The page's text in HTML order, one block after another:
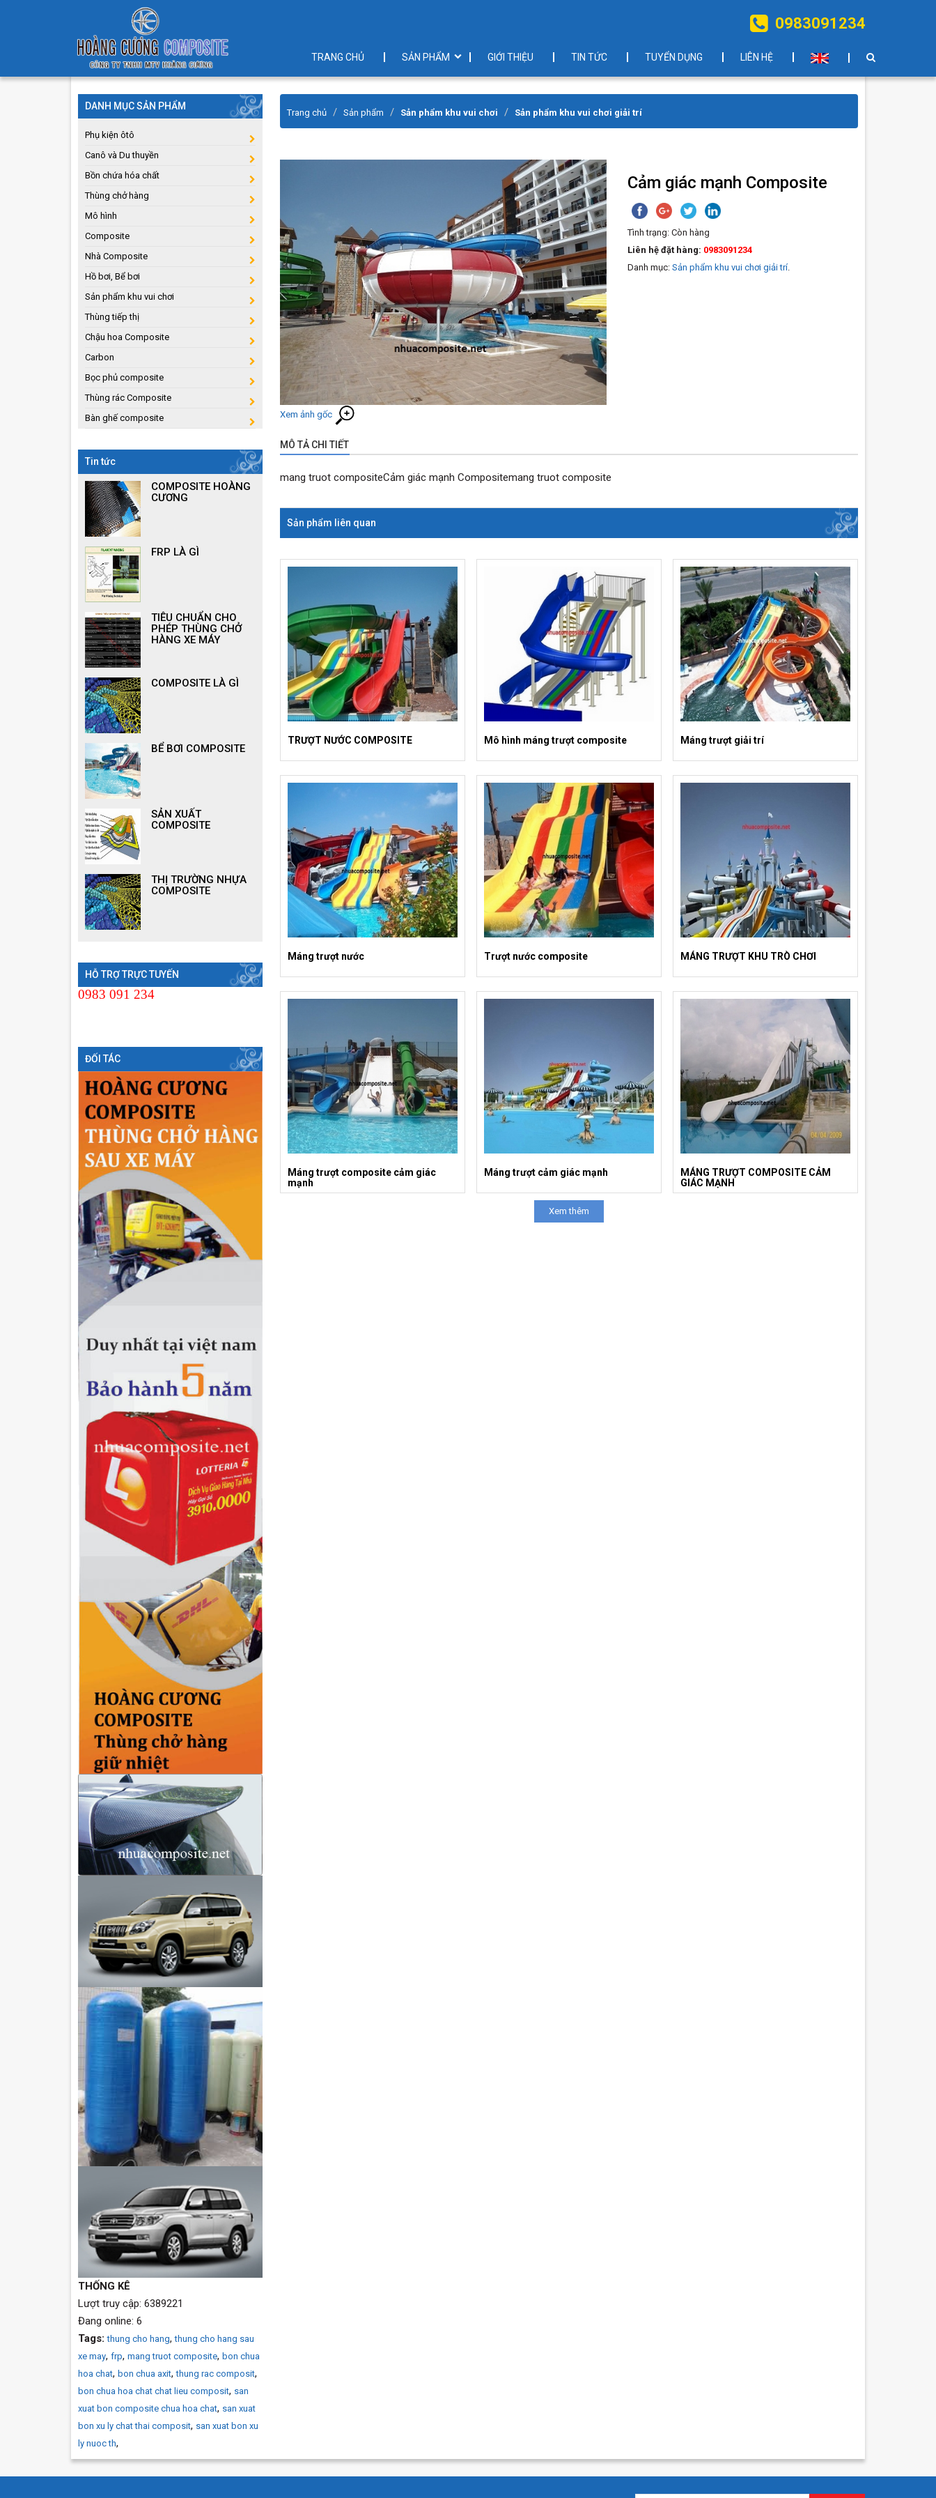
TRANG CHỦ SẢN PHẨM GIỚI THIỆU TIN TỨC TUYỂN DỤNG LIÊN HỆ
0983091234
Trang chủ Sản phẩm Sản phẩm khu vui chơi Sản phẩm khu vui chơi giải trí
Xem ảnh gốc
Cảm giác mạnh Composite
Tình trạng: Còn hàng
Liên hệ đặt hàng: 0983091234
Danh mục:Sản phẩm khu vui chơi giải trí.
MÔ TẢ CHI TIẾT
mang truot compositeCảm giác mạnh Compositemang truot composite
Sản phẩm liên quan
TRƯỢT NƯỚC COMPOSITE Mô hình máng trượt composite Máng trượt giải trí
Máng trượt nước Trượt nước composite MÁNG TRƯỢT KHU TRÒ CHƠI
Máng trượt composite cảm giác
mạnh
Máng trượt cảm giác mạnh
MÁNG TRƯỢT COMPOSITE CẢM
GIÁC MẠNH
Xem thêm
DANH MỤC SẢN PHẨM
Phụ kiện ôtô
Canô và Du thuyền
Bồn chứa hóa chất
Thùng chở hàng
Mô hình
Composite
Nhà Composite
Hồ bơi, Bể bơi
Sản phẩm khu vui chơi
Thùng tiếp thị
Chậu hoa Composite
Carbon
Bọc phủ composite
Thùng rác Composite
Bàn ghế composite
Tin tức
COMPOSITE HOÀNG
CƯƠNG
FRP LÀ GÌ
TIÊU CHUẨN CHO
PHÉP THÙNG CHỞ
HÀNG XE MÁY
COMPOSITE LÀ GÌ
BỂ BƠI COMPOSITE
SẢN XUẤT
COMPOSITE
THỊ TRƯỜNG NHỰA
COMPOSITE
HỖ TRỢ TRỰC TUYẾN
0983 091 234
ĐỐI TÁC
THỐNG KÊ
Lượt truy cập: 6389221
Đang online: 6
Tags: thung cho hang,thung cho hang sau
xe may, frp, mang truot composite, bon chua
hoa chat, bon chua axit,thung rac composit,
bon chua hoa chat chat lieu composit, san
xuat bon composite chua hoa chat, san xuat
bon xu ly chat thai composit, san xuat bon xu
ly nuoc th,